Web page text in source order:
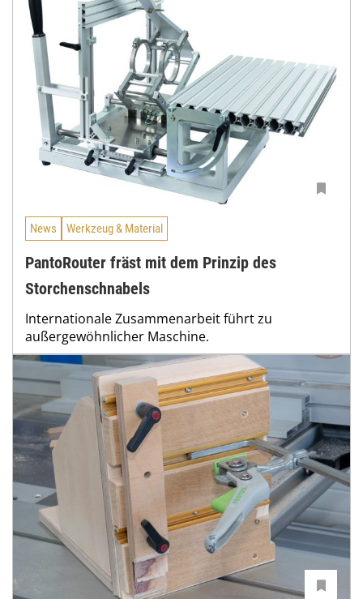
News Werkzeug & Material
PantoRouter fräst mit dem Prinzip des
Storchenschnabels
Internationale Zusammenarbeit führt zu
außergewöhnlicher Maschine.